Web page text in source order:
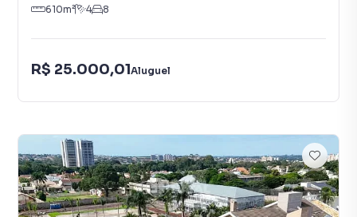
610m² 4 8
R$ 25.000,01Aluguel